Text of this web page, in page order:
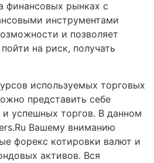
финансовых рынках с
инструментами
и позволяет
на риск, получать
используемых торговых
представить себе
успешных торгов. В данном
Вашему вниманию
форекс котировки валют и
активов. Вся